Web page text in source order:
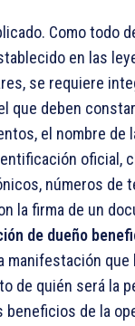
Como todo
en las
se requiere
que deben
el nombre de
oficial,
números de
la firma de un
de dueño
manifestación
de quién será la
beneficios de la